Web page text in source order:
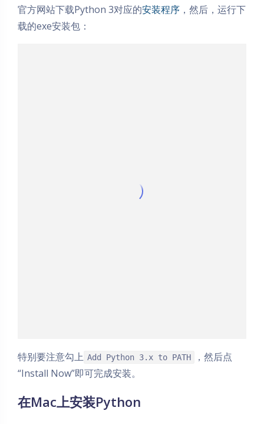
官方网站下载Python 3对应的安装程序 ，然后，运行下
载的exe安装包：
特别要注意勾上 Add Python 3.x to PATH
，然后点
“Install Now”即可完成安装。
在Mac上安装Python